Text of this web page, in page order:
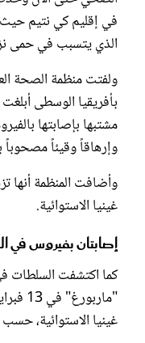
في إقليم كي نتيم
الذي يتسبب في حمى
ولفتت منظمة الصحة
مشتبها بإصابتها
وإرهاقاً وقيئاً مصحوباً
وأضافت المنظمة أنها
غينيا الاستوائية.
إصابتان بفيروس في
كما اكتشفت السلطات
غينيا الاستوائية،